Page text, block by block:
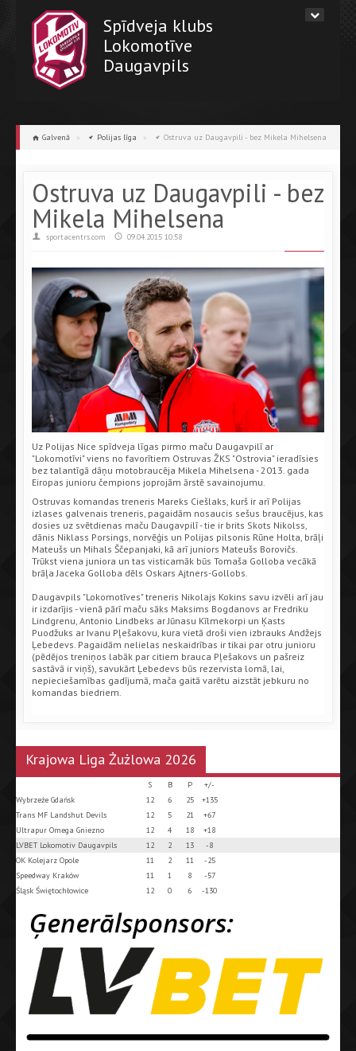
Spīdveja klubs
Lokomotīve
Daugavpils
Galvenā » Polijas līga » Ostruva uz Daugavpili - bez Mikela Mihelsena
Ostruva uz Daugavpili - bez
Mikela Mihelsena
sportacentrs.com 09.04.2015 10:58
Uz Polijas Nice spīdveja līgas pirmo maču Daugavpilī ar
"Lokomotīvi" viens no favorītiem Ostruvas ŽKS "Ostrovia" ieradīsies
bez talantīgā dāņu motobraucēja Mikela Mihelsena - 2013. gada
Eiropas junioru čempions joprojām ārstē savainojumu.
Ostruvas komandas treneris Mareks Ciešlaks, kurš ir arī Polijas
izlases galvenais treneris, pagaidām nosaucis sešus braucējus, kas
dosies uz svētdienas maču Daugavpilī - tie ir brits Skots Nikolss,
dānis Niklass Porsings, norvēģis un Polijas pilsonis Rūne Holta, brāļi
Mateušs un Mihals Ščepanjaki, kā arī juniors Mateušs Borovičs.
Trūkst viena juniora un tas visticamāk būs Tomaša Golloba vecākā
brāļa Jaceka Golloba dēls Oskars Ajtners-Gollobs.
Daugavpils "Lokomotīves" treneris Nikolajs Kokins savu izvēli arī jau
ir izdarījis - vienā pārī maču sāks Maksims Bogdanovs ar Fredriku
Lindgrenu, Antonio Lindbeks ar Jūnasu Kīlmekorpi un Ķasts
Puodžuks ar Ivanu Pļešakovu, kura vietā droši vien izbrauks Andžejs
Ļebedevs. Pagaidām nelielas neskaidrības ir tikai par otru junioru
(pēdējos treniņos labāk par citiem brauca Pļešakovs un pašreiz
sastāvā ir viņš), savukārt Ļebedevs būs rezervista lomā, lai,
nepieciešamības gadījumā, mača gaitā varētu aizstāt jebkuru no
komandas biedriem.
Krajowa Liga Żużlowa 2026
S B P
+/-
Wybrzeże Gdańsk
12 6 25
+135
Trans MF Landshut Devils
12 5 21
+67
Ultrapur Omega Gniezno
12 4 18
+18
LVBET Lokomotiv Daugavpils
12 2 13
-8
OK Kolejarz Opole
11 2 11
-25
Speedway Kraków
11 1 8
-57
Śląsk Świętochłowice
12 0 6 -130